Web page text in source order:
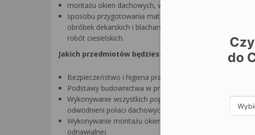
montażu okien dachowych, wyłazów, świetlików i
sposobu przygotowania materiałów, narzędzi i sprzętu
obróbek dekarskich i blacharskich, odwodnień połaci
robót ciesielskich.
Jakich przedmiotów będziesz się uczyć w zawodzie
Bezpieczeństwo i higiena pracy
Podstawy budownictwa w pracach dekarskich
Wykonywanie wszystkich popularnych rodzajów pokryć
odwodnieni połaci dachowych
Wykonywanie montażu okien dachowych, wyłazów,
odnawialnej
do